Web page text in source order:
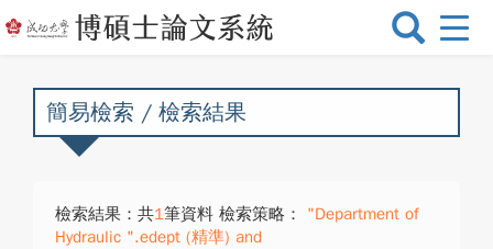
選
換
簡易檢索 / 檢索結果
檢索結果：共1筆資料 檢索策略：
"Department of
Hydraulic ".edept (精準) and